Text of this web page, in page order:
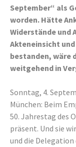
September“ als
worden. Hätte
Widerstände und
Akteneinsicht
bestanden, wäre
weitgehend in
Sonntag, 4.
München: Beim
50. Jahrestag des
präsent. Und sie
und die